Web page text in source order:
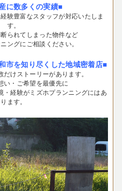
に数多くの実績■
験豊富なスタッフが対応いたしま
す。
られてしまった物件など
ングにご相談ください。
市を知り尽くした地域密着店■
けストーリーがあります。
い・ご希望を最優先に
・経験がミズホプランニングにはあ
ります。